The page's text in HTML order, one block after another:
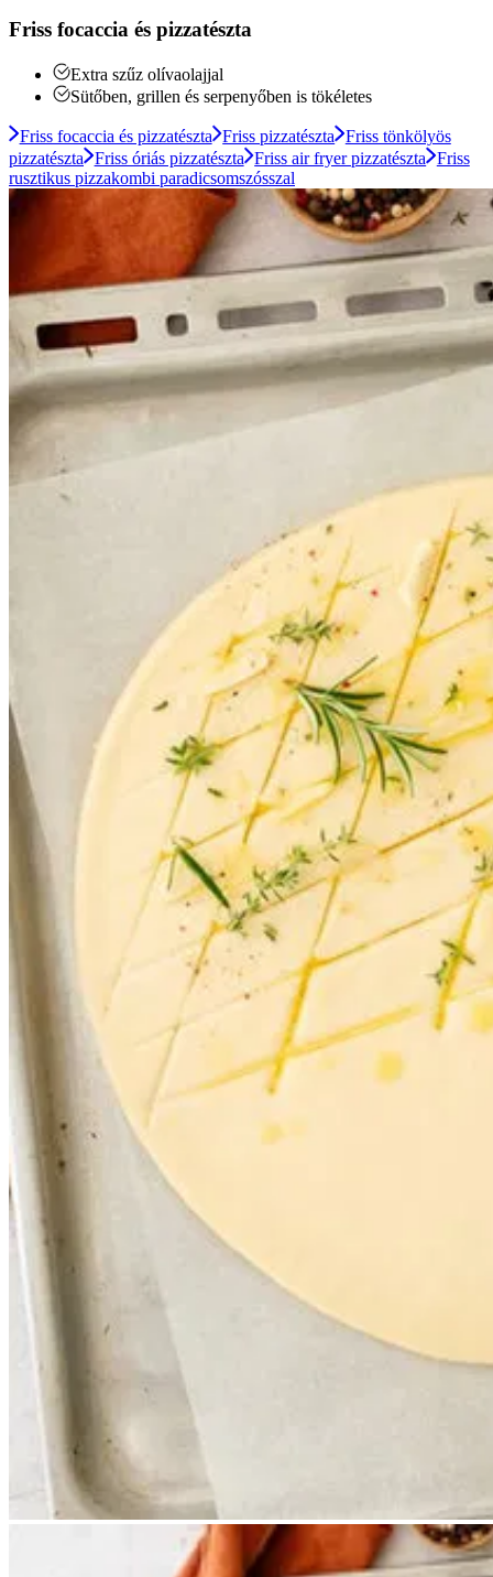
Friss focaccia és pizzatészta
Extra szűz olívaolajjal
Sütőben, grillen és serpenyőben is tökéletes
Friss focaccia és pizzatészta Friss pizzatészta Friss tönkölyös
pizzatészta
Friss óriás pizzatészta Friss air fryer pizzatészta Friss
rusztikus pizzakombi paradicsomszósszal